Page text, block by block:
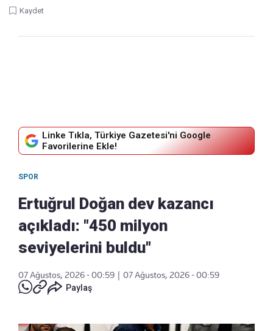
Kaydet
Linke Tıkla, Türkiye Gazetesi'ni Google
Favorilerine Ekle!
SPOR
Ertuğrul Doğan dev kazancı
açıkladı: "450 milyon
seviyelerini buldu"
07 Ağustos, 2026 - 00:59
07 Ağustos, 2026 - 00:59
Paylaş